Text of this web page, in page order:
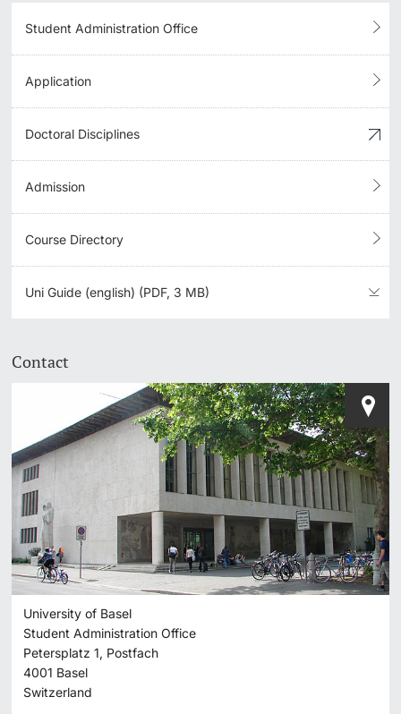
Student Administration Office
Application
Doctoral Disciplines
Admission
Course Directory
Uni Guide (english) (PDF, 3 MB)
Contact
University of Basel
Student Administration Office
Petersplatz 1, Postfach
4001 Basel
Switzerland